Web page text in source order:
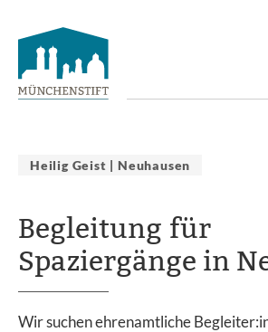
Heilig Geist | Neuhausen
Begleitung für
Spaziergänge in
Wir suchen ehrenamtliche